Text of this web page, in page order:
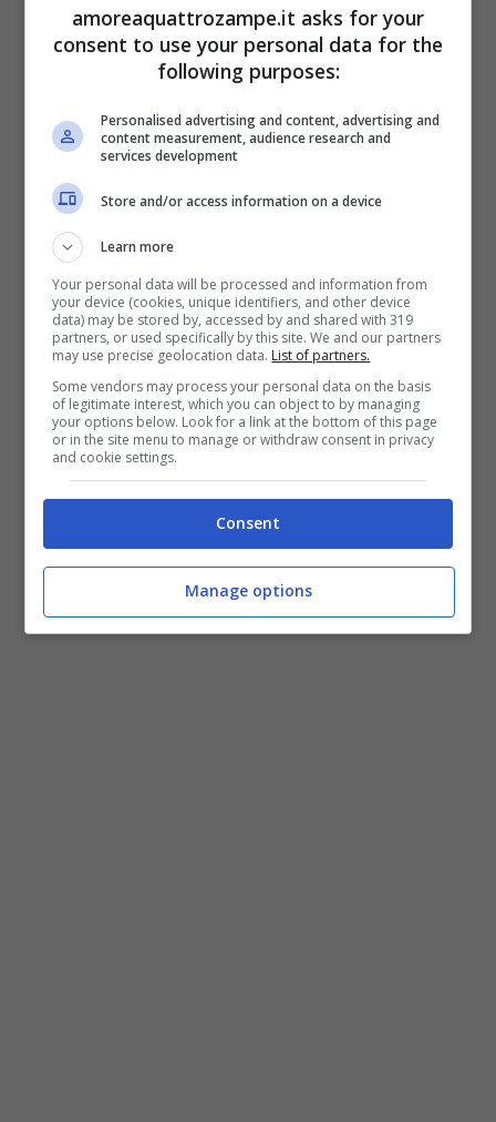
Ma, come tutti i pelosetti, Chanel ha soltanto
bisogno di qualcuno che le faccia conoscere
l’amore puro e sincero. Una casa in cui
vivere, una famiglia con cui giocare e magari
anche dei fratellini pelosi intorno: sarebbe il
sogno ideale per lanuova vitadella
cucciola.
LEGGI ANCHE >>>Rifiutato per il suo
colore, il cane Pablo cerca una famiglia
La nostra amica ha solo bisogno di aprirsi al
mondo e spiccare il volo conoscendo la
libertà.
amoreaquattrozampe.it asks for your
consent to use your personal data for the
following purposes:
Personalised advertising and content, advertising and
content measurement, audience research and
services development
Store and/or access information on a device
Learn more
Your personal data will be processed and information from
your device (cookies, unique identifiers, and other device
data) may be stored by, accessed by and shared with 319
partners, or used specifically by this site. We and our partners
may use precise geolocation data. List of partners.
Some vendors may process your personal data on the basis
of legitimate interest, which you can object to by managing
your options below. Look for a link at the bottom of this page
or in the site menu to manage or withdraw consent in privacy
and cookie settings.
Consent
Manage options